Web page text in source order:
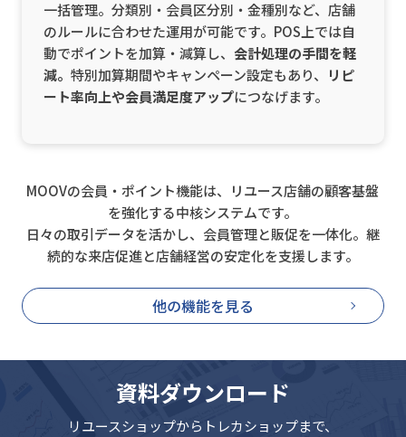
一括管理。分類別・会員区分別・金種別など、店舗
のルールに合わせた運用が可能です。POS上では自
動でポイントを加算・減算し、 会計処理の手間を軽
減。 特別加算期間やキャンペーン設定もあり、
リピ
ート率向上や会員満足度アップにつなげます。
MOOVの会員・ポイント機能は、リユース店舗の顧客基盤
を強化する中核システムです。
日々の取引データを活かし、会員管理と販促を一体化。継
続的な来店促進と店舗経営の安定化を支援します。
他の機能を見る
資料ダウンロード
リユースショップからトレカショップまで、